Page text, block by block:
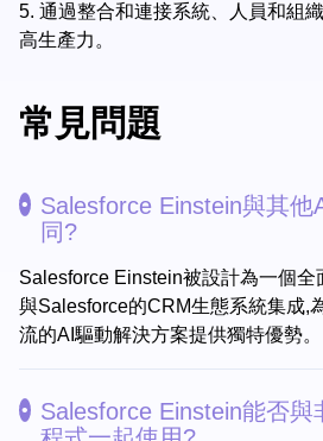
5. 通過整合和連接系統、人員和組
高生產力。
常見問題
Salesforce Einstein與其他
同?
Salesforce Einstein被設計為一個
與Salesforce的CRM生態系統集成,
流的AI驅動解決方案提供獨特優勢。
Salesforce Einstein能否與